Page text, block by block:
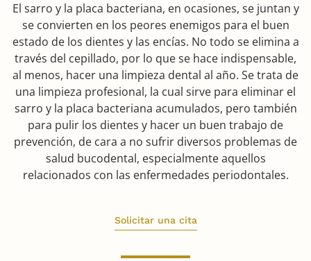
El sarro y la placa bacteriana, en ocasiones, se juntan y
se convierten en los peores enemigos para el buen
estado de los dientes y las encías. No todo se elimina a
través del cepillado, por lo que se hace indispensable,
al menos, hacer una limpieza dental al año. Se trata de
una limpieza profesional, la cual sirve para eliminar el
sarro y la placa bacteriana acumulados, pero también
para pulir los dientes y hacer un buen trabajo de
prevención, de cara a no sufrir diversos problemas de
salud bucodental, especialmente aquellos
relacionados con las enfermedades periodontales.
Solicitar una cita